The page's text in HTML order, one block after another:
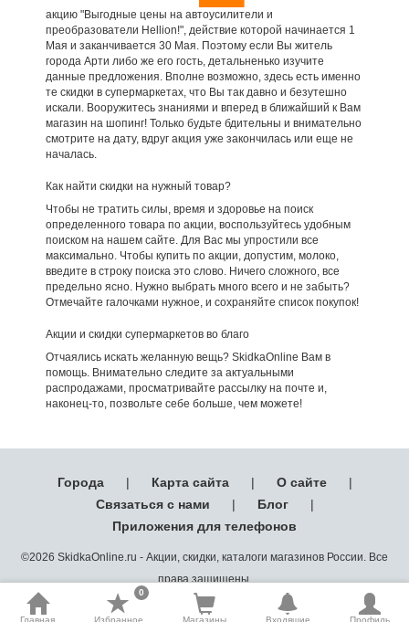
акцию "Выгодные цены на автоусилители и
преобразователи Hellion!", действие которой начинается 1
Мая и заканчивается 30 Мая. Поэтому если Вы житель
города Арти либо же его гость, детальненько изучите
данные предложения. Вполне возможно, здесь есть именно
те скидки в супермаркетах, что Вы так давно и безутешно
искали. Вооружитесь знаниями и вперед в ближайший к Вам
магазин на шопинг! Только будьте бдительны и внимательно
смотрите на дату, вдруг акция уже закончилась или еще не
началась.
Как найти скидки на нужный товар?
Чтобы не тратить силы, время и здоровье на поиск
определенного товара по акции, воспользуйтесь удобным
поиском на нашем сайте. Для Вас мы упростили все
максимально. Чтобы купить по акции, допустим, молоко,
введите в строку поиска это слово. Ничего сложного, все
предельно ясно. Нужно выбрать много всего и не забыть?
Отмечайте галочками нужное, и сохраняйте список покупок!
Акции и скидки супермаркетов во благо
Отчаялись искать желанную вещь? SkidkaOnline Вам в
помощь. Внимательно следите за актуальными
распродажами, просматривайте рассылку на почте и,
наконец-то, позвольте себе больше, чем можете!
Города | Карта сайта | О сайте
|
Связаться с нами
| Блог
|
Приложения для телефонов
©2026 SkidkaOnline.ru - Акции, скидки, каталоги магазинов России. Все
права защищены.
Главная Избранное
0
Магазины Входящие Профиль